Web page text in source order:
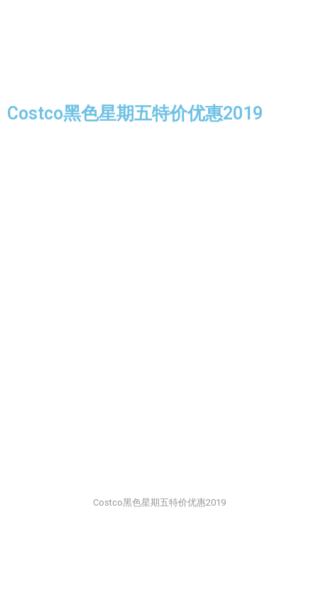
Costco黑色星期五特价优惠2019
Costco黑色星期五特价优惠2019